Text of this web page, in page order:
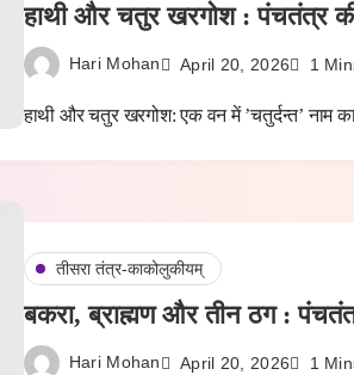
हाथी और चतुर खरगोश : पंचतंत्र
Hari Mohan April 20, 2026 1
हाथी और चतुर खरगोश: एक वन में ’चतुर्दन्त’ नाम
तीसरा तंत्र-काकोलुकीयम्
बकरा, ब्राह्मण और तीन ठग :
Hari Mohan April 20, 2026 1